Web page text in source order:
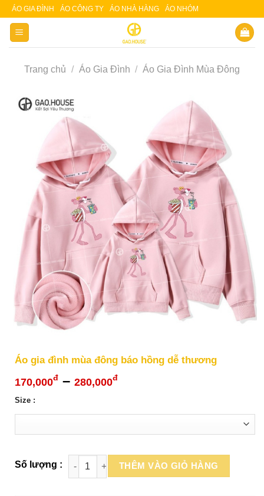
Skip
content
ÁO GIA ĐÌNH ÁO CÔNG TY ÁO NHÀ HÀNG ÁO NHÓM
Trang chủ / Áo Gia Đình / Áo Gia Đình Mùa Đông
Áo gia đình mùa đông báo hồng dễ thương
170,000đ – 280,000đKhoảng
đến
280,000đ
Size :
THÊM VÀO GIỎ HÀNG